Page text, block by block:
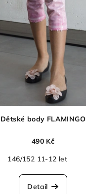
Dětské body FLAMINGO
490 Kč
146/152 11-12 let
Detail